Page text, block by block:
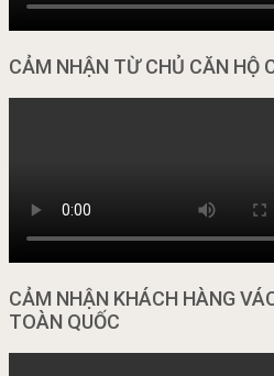
CẢM NHẬN TỪ CHỦ CĂN HỘ
CẢM NHẬN KHÁCH HÀNG
TOÀN QUỐC